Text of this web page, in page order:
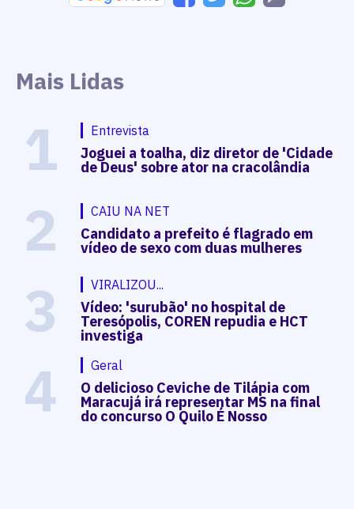
Mais Lidas
1 Entrevista
Joguei a toalha, diz diretor de 'Cidade
de Deus' sobre ator na cracolândia
2 CAIU NA NET
Candidato a prefeito é flagrado em
vídeo de sexo com duas mulheres
3 VIRALIZOU...
Vídeo: 'surubão' no hospital de
Teresópolis, COREN repudia e HCT
investiga
4 Geral
O delicioso Ceviche de Tilápia com
Maracujá irá representar MS na final
do concurso O Quilo É Nosso